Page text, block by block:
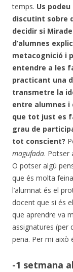
temps. Us podeu
discutint sobre
decidir si
d’alumnes
metacognició i
entendre a les
practicant una
transmetre la
entre alumnes i
que tot just es
grau de
tot conscient?
magufada. Potser
O potser algú
que és molta
l’alumnat és el
docent que si és
que aprendre va
assignatures (per
pena. Per mi això
-1 setmana